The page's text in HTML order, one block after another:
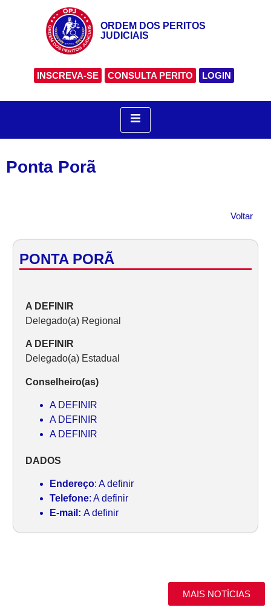
ORDEM DOS PERITOS
JUDICIAIS
INSCREVA-SE CONSULTA PERITO LOGIN
Ponta Porã
Voltar
PONTA PORÃ
A DEFINIR
Delegado(a) Regional
A DEFINIR
Delegado(a) Estadual
Conselheiro(as)
A DEFINIR
A DEFINIR
A DEFINIR
DADOS
Endereço: A definir
Telefone: A definir
E-mail: A definir
MAIS NOTÍCIAS